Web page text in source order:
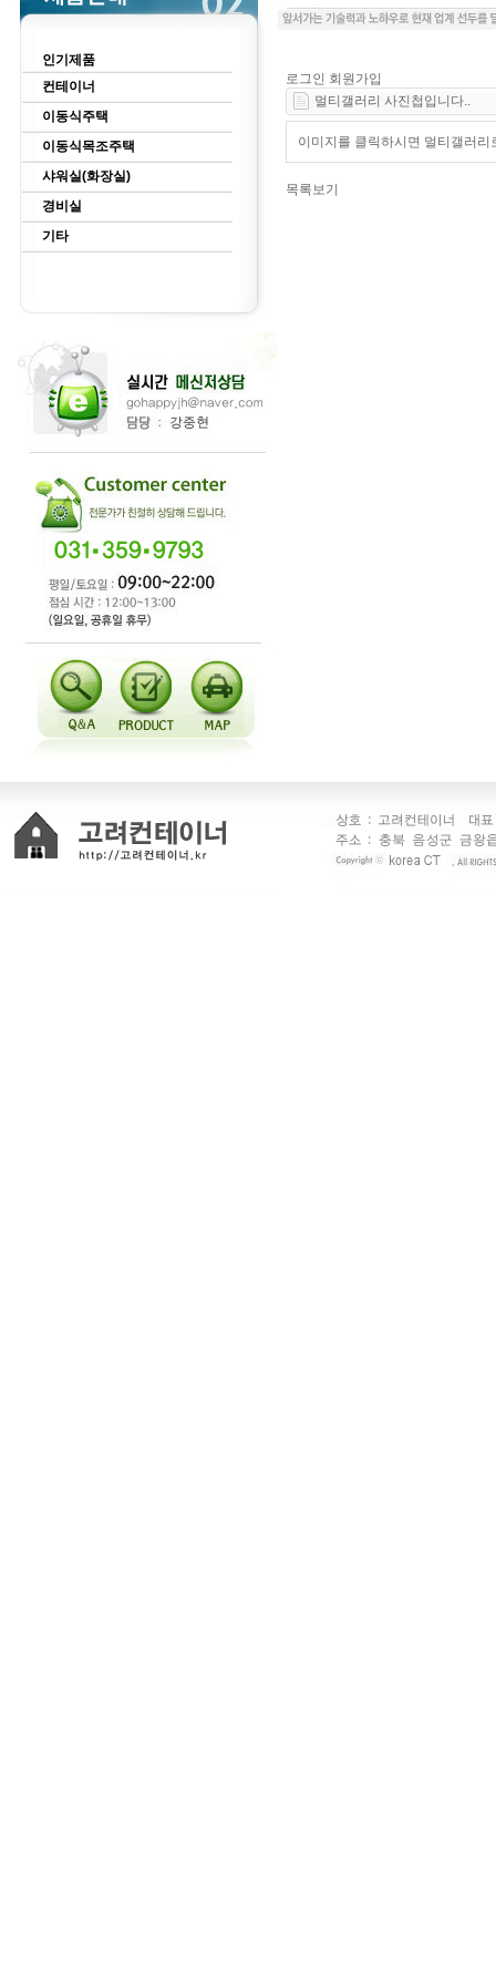
인기제품
컨테이너
이동식주택
이동식목조주택
샤워실(화장실)
경비실
기타
로그인 회원가입
멀티갤러리 사진첩입니다..
이미지를 클릭하시면 멀티갤러
목록보기